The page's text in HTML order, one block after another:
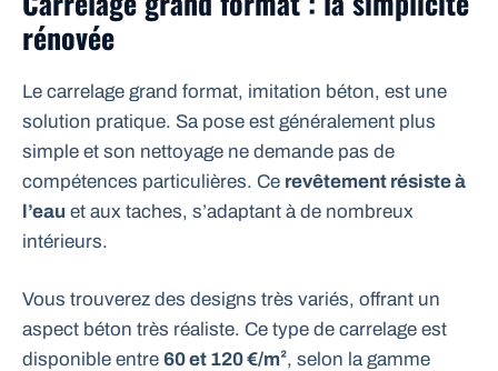
rénovée
Le carrelage grand format, imitation béton, est une
solution pratique. Sa pose est généralement plus
simple et son nettoyage ne demande pas de
compétences particulières. Ce revêtement résiste à
l’eau et aux taches, s’adaptant à de nombreux
intérieurs.
Vous trouverez des designs très variés, offrant un
aspect béton très réaliste. Ce type de carrelage est
disponible entre 60 et 120 €/m², selon la gamme